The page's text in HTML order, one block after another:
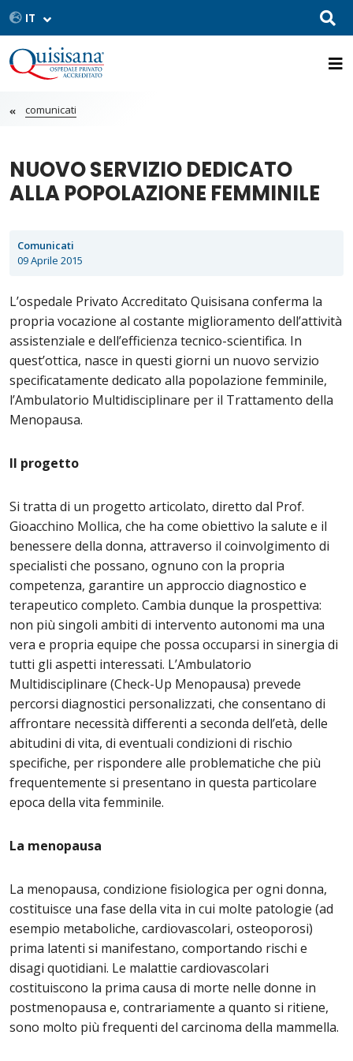
comunicati
NUOVO SERVIZIO DEDICATO
ALLA POPOLAZIONE FEMMINILE
Comunicati
09 Aprile 2015
L’ospedale Privato Accreditato Quisisana conferma la
propria vocazione al costante miglioramento dell’attività
assistenziale e dell’efficienza tecnico-scientifica. In
quest’ottica, nasce in questi giorni un nuovo servizio
specificatamente dedicato alla popolazione femminile,
l’Ambulatorio Multidisciplinare per il Trattamento della
Menopausa.
Il progetto
Si tratta di un progetto articolato, diretto dal Prof.
Gioacchino Mollica, che ha come obiettivo la salute e il
benessere della donna, attraverso il coinvolgimento di
specialisti che possano, ognuno con la propria
competenza, garantire un approccio diagnostico e
terapeutico completo. Cambia dunque la prospettiva:
non più singoli ambiti di intervento autonomi ma una
vera e propria equipe che possa occuparsi in sinergia di
tutti gli aspetti interessati. L’Ambulatorio
Multidisciplinare (Check-Up Menopausa) prevede
percorsi diagnostici personalizzati, che consentano di
affrontare necessità differenti a seconda dell’età, delle
abitudini di vita, di eventuali condizioni di rischio
specifiche, per rispondere alle problematiche che più
frequentemente si presentano in questa particolare
epoca della vita femminile.
La menopausa
La menopausa, condizione fisiologica per ogni donna,
costituisce una fase della vita in cui molte patologie (ad
esempio metaboliche, cardiovascolari, osteoporosi)
prima latenti si manifestano, comportando rischi e
disagi quotidiani. Le malattie cardiovascolari
costituiscono la prima causa di morte nelle donne in
postmenopausa e, contrariamente a quanto si ritiene,
sono molto più frequenti del carcinoma della mammella.